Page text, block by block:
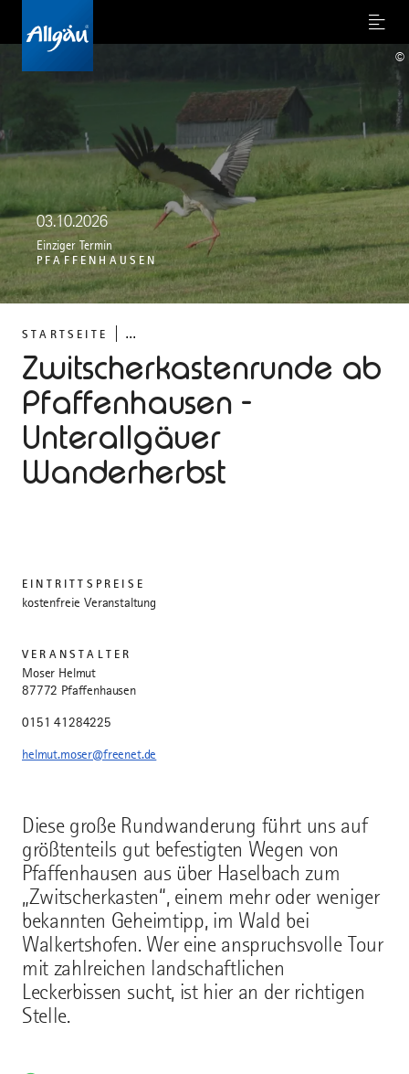
Menu
STARTSEITE ...
Zwitscherkastenrunde ab
Pfaffenhausen -
Unterallgäuer
Wanderherbst
03.10.2026
Einziger Termin
PFAFFENHAUSEN
©
Diese große Rundwanderung führt uns auf
größtenteils gut befestigten Wegen von
Pfaffenhausen aus über Haselbach zum
„Zwitscherkasten“, einem mehr oder weniger
bekannten Geheimtipp, im Wald bei
Walkertshofen. Wer eine anspruchsvolle Tour
mit zahlreichen landschaftlichen
Leckerbissen sucht, ist hier an der richtigen
Stelle.
EINTRITTSPREISE
kostenfreie Veranstaltung
VERANSTALTER
Moser Helmut
87772 Pfaffenhausen
0151 41284225
helmut.moser@freenet.de